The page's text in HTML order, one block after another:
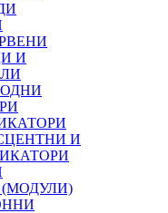
И
И
(МОДУЛИ)